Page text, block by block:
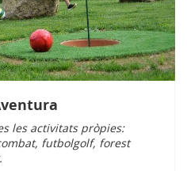
les activitats pròpies:
futbolgolf, forest